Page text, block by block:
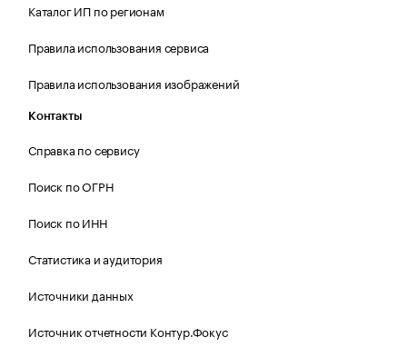
Каталог ИП по регионам
Правила использования сервиса
Правила использования изображений
Контакты
Справка по сервису
Поиск по ОГРН
Поиск по ИНН
Статистика и аудитория
Источники данных
Источник отчетности Контур.Фокус